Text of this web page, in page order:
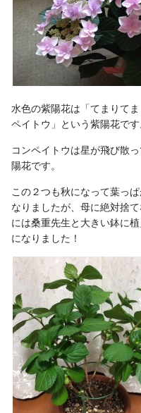
水色の紫陽花は「てまりて
ペイトウ」という紫陽花です
コンペイトウは星が飛び散
陽花です。
この２つも秋になって葉っ
なりましたが、母に絶対捨
には桑重先生と大きい鉢に
になりました！